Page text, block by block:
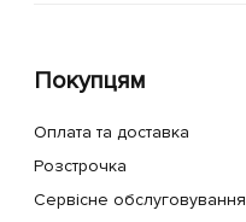
Покупцям
Оплата та доставка
Розстрочка
Сервісне обслуговування